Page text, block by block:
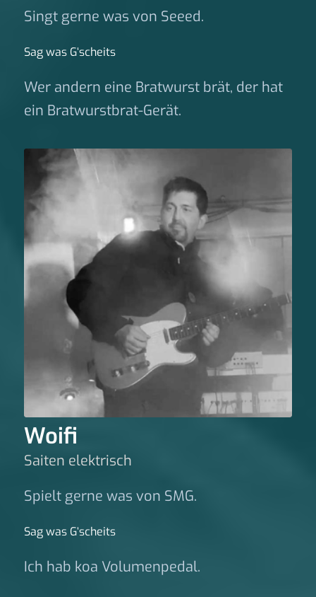
Singt gerne was von Seeed.
Sag was G‘scheits
Wer andern eine Bratwurst brät, der hat
ein Bratwurstbrat-Gerät.
Woifi
Saiten elektrisch
Spielt gerne was von SMG.
Sag was G‘scheits
Ich hab koa Volumenpedal.